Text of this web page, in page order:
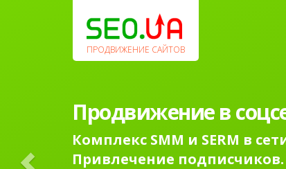
ПРОДВИЖЕНИЕ САЙТОВ
Продвижение в
Комплекс SMM и SERM в
Привлечение